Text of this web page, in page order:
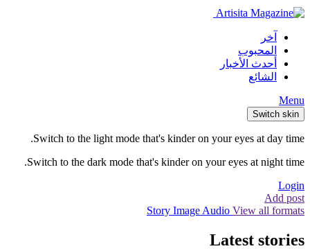
آخر
المحبوب
أحدث الأخبار
الشائع
Menu
Switch skin
Switch to the light mode that's kinder on your eyes at day time.
Switch to the dark mode that's kinder on your eyes at night time.
Login
Add post
Story Image Audio View all formats
Latest stories